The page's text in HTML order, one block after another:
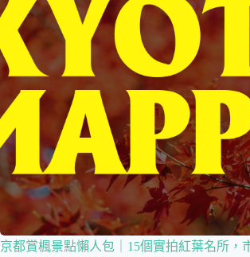
京都賞楓景點懶人包｜15個實拍紅葉名所，